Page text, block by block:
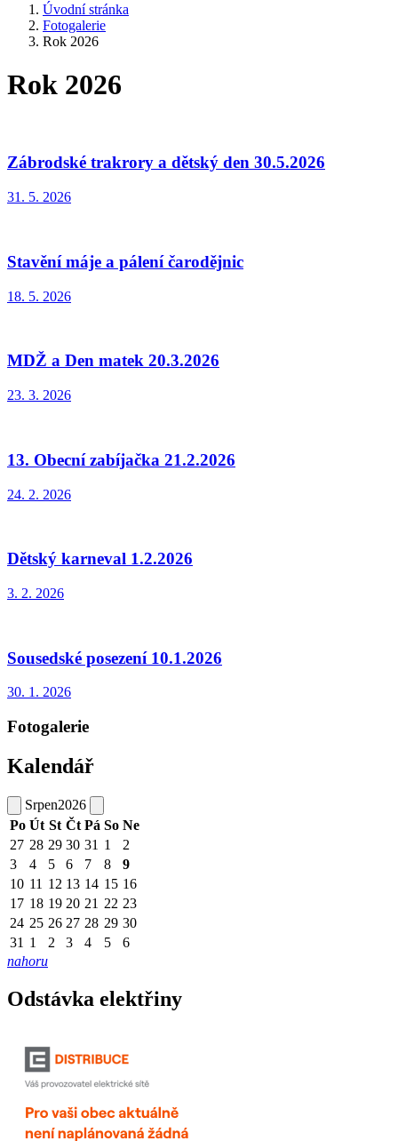
Úvodní stránka
Fotogalerie
Rok 2026
Rok 2026
Zábrodské trakrory a dětský den 30.5.2026
31. 5. 2026
Stavění máje a pálení čarodějnic
18. 5. 2026
MDŽ a Den matek 20.3.2026
23. 3. 2026
13. Obecní zabíjačka 21.2.2026
24. 2. 2026
Dětský karneval 1.2.2026
3. 2. 2026
Sousedské posezení 10.1.2026
30. 1. 2026
Fotogalerie
Kalendář
Srpen2026
Po Út St Čt Pá So Ne
27 28 29 30 31 1
2
3
4 5 6 7 8
9
10 11 12 13 14 15 16
17 18 19 20 21 22 23
24 25 26 27 28 29 30
31 1 2 3 4 5
6
nahoru
Odstávka elektřiny